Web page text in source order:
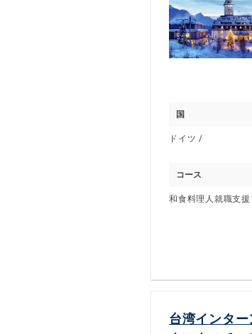
国
ドイツ /
コース
和食料理人就職支
台湾インタ